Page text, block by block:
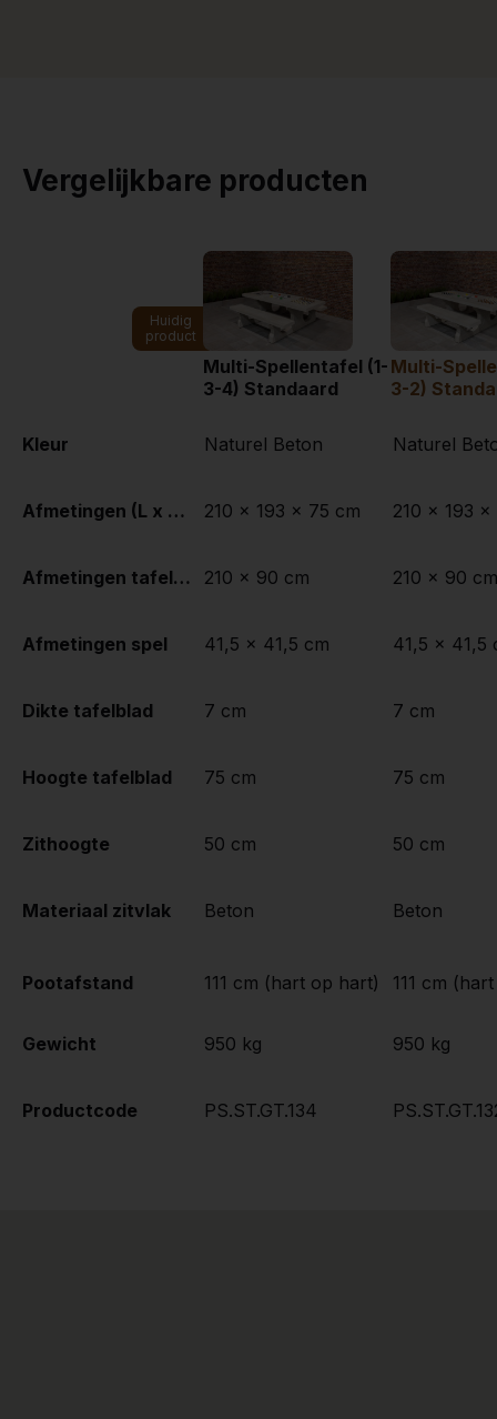
Vergelijkbare producten
Huidig
product
Multi-Spellentafel (1-
3-4) Standaard
Multi-
3-2)
Kleur
Afmetingen (L x B x H)
Afmetingen tafelblad (L x B)
Afmetingen spel
Dikte tafelblad
Hoogte tafelblad
Zithoogte
Materiaal zitvlak
Pootafstand
Gewicht
Productcode
Naturel Beton
210 x 193 x 75 cm
210 x 90 cm
41,5 x 41,5 cm
7 cm
75 cm
50 cm
Beton
111 cm (hart op hart)
950 kg
PS.ST.GT.134
Naturel
210 x 193 x
210 x 90 cm
41,5 x 41,5
7 cm
75 cm
50 cm
Beton
111 cm
950 kg